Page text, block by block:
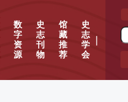
数
字
资
源
史
志
刊
物
馆
藏
推
荐
史
志
学
会